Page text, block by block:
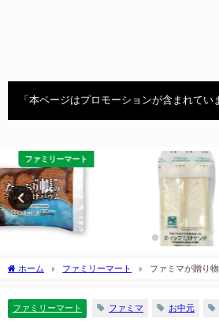
「本ページはプロモーションが含まれてい
菓子パン
ホーム ファミリーマート
ファミマが贈り
ファミリーマート ファミマ お中元